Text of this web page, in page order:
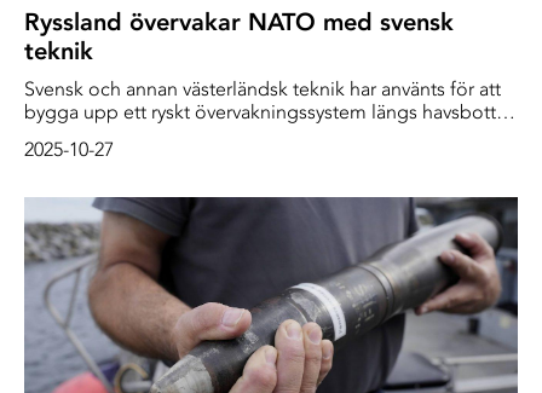
Ryssland övervakar NATO med svensk
teknik
Svensk och annan västerländsk teknik har använts för att
bygga upp ett ryskt övervakningssystem längs havsbotten
internationella medier. Bland annat handlar det om
2025-10-27